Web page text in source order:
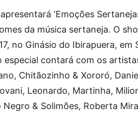
‘Emoções
da música sertaneja. O
no Ginásio do Ibirapuera, em
contará com os
Chitãozinho & Xororó,
Leonardo, Martinha,
Negro & Solimões, Roberta